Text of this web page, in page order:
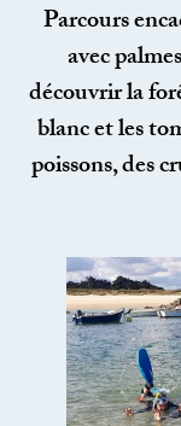
Parcours
avec
découvrir la
blanc et les
poissons, des